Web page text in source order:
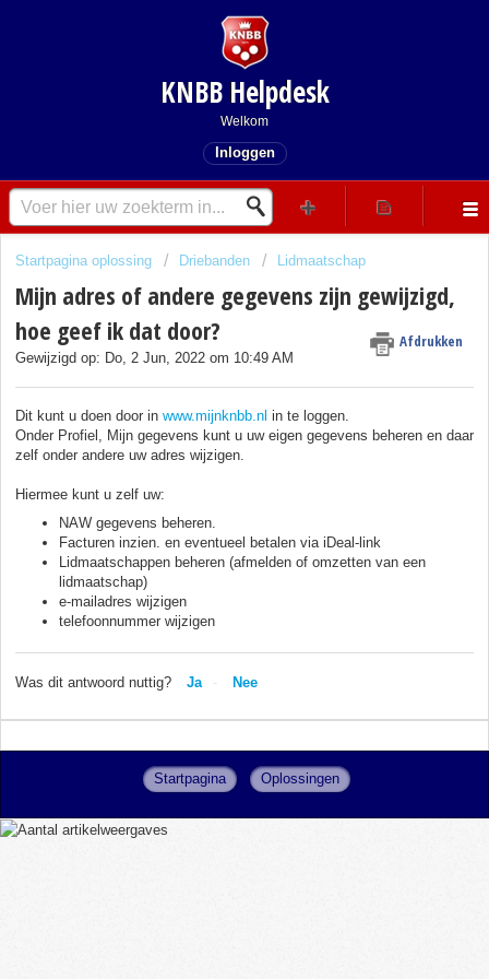
KNBB Helpdesk
Welkom
Inloggen
Startpagina oplossing Driebanden Lidmaatschap
Mijn adres of andere gegevens zijn gewijzigd,
hoe geef ik dat door?
Afdrukken
Gewijzigd op: Do, 2 Jun, 2022 om 10:49 AM
Dit kunt u doen door in www.mijnknbb.nl in te loggen.
Onder Profiel, Mijn gegevens kunt u uw eigen gegevens beheren en daar
zelf onder andere uw adres wijzigen.
Hiermee kunt u zelf uw:
NAW gegevens beheren.
Facturen inzien. en eventueel betalen via iDeal-link
Lidmaatschappen beheren (afmelden of omzetten van een
lidmaatschap)
e-mailadres wijzigen
telefoonnummer wijzigen
Was dit antwoord nuttig? Ja Nee
Startpagina Oplossingen